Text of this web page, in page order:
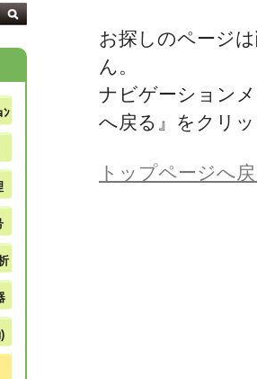
お探しのページ
ん。
ナビゲーション
へ戻る』をクリ
トップページへ
ﾝ